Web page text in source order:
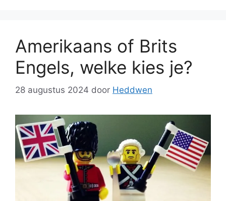
Amerikaans of Brits
Engels, welke kies je?
28 augustus 2024 door Heddwen